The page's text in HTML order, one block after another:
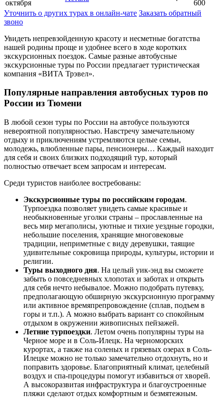
октября
600
Уточнить о других турах в онлайн-чате Заказать обратный
звоно
Увидеть непревзойденную красоту и несметные богатства
нашей родины проще и удобнее всего в ходе коротких
экскурсионных поездок. Самые разные автобусные
экскурсионные туры по России предлагает туристическая
компания «ВИТА Трэвел».
Популярные направления автобусных туров по
России из Тюмени
В любой сезон туры по России на автобусе пользуются
невероятной популярностью. Навстречу замечательному
отдыху и приключениям устремляются целые семьи,
молодежь, влюбленные пары, пенсионеры… Каждый находит
для себя и своих близких подходящий тур, который
полностью отвечает всем запросам и интересам.
Среди туристов наиболее востребованы:
Экскурсионные туры по российским городам.
Турпоездка позволяет увидеть самые красивые и
необыкновенные уголки страны – прославленные на
весь мир мегаполисы, уютные и тихие уездные городки,
небольшие поселения, хранящие многовековые
традиции, неприметные с виду деревушки, таящие
удивительные сокровища природы, культуры, истории и
религии.
Туры выходного дня. На целый уик-энд вы сможете
забыть о повседневных хлопотах и заботах и открыть
для себя нечто небывалое. Можно подобрать путевку,
предполагающую обширную экскурсионную программу
или активное времяпрепровождение (сплав, подъем в
горы и т.п.). А можно выбрать вариант со спокойным
отдыхом в окружении живописных пейзажей.
Летние турпоездки. Летом очень популярны туры на
Черное море и в Соль-Илецк. На черноморских
курортах, а также на соленых и грязевых озерах в Соль-
Илецке можно не только замечательно отдохнуть, но и
поправить здоровье. Благоприятный климат, целебный
воздух и спа-процедуры помогут избавиться от хворей.
А высокоразвитая инфраструктура и благоустроенные
пляжи сделают отдых комфортным и безмятежным.